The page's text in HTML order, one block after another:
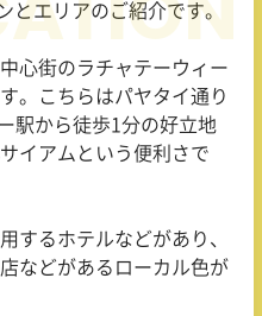
とエリアのご紹介です。
心街のラチャテーウィー
。こちらはパヤタイ通り
駅から徒歩1 分の好立地
イアムという便利さで
するホテルなどがあり、
などがあるローカル色が